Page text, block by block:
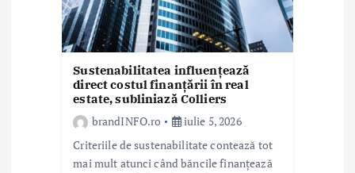
Sustenabilitatea influențează
direct costul finanțării în real
estate, subliniază Colliers
brandINFO.ro
iulie 5, 2026
Criteriile de sustenabilitate contează tot
mai mult atunci când băncile finanțează